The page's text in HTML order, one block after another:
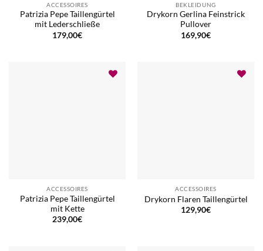
ACCESSOIRES
Patrizia Pepe Taillengürtel
mit Lederschließe
179,00€
BEKLEIDUNG
Drykorn Gerlina Feinstrick
Pullover
169,90€
ACCESSOIRES
Patrizia Pepe Taillengürtel
mit Kette
239,00€
ACCESSOIRES
Drykorn Flaren Taillengürtel
129,90€